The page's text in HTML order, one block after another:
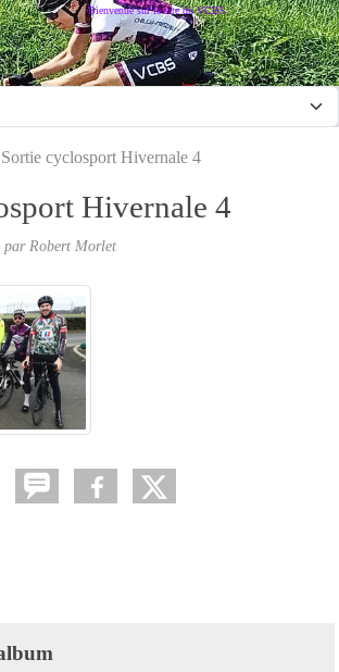
Bienvenue sur le site du VCBS
Sortie cyclosport Hivernale 4
Hivernale 4
par Robert Morlet
cookies